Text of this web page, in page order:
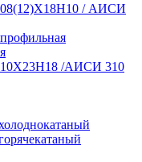
08(12)Х18Н10 / АИСИ
10Х23Н18 /АИСИ 310